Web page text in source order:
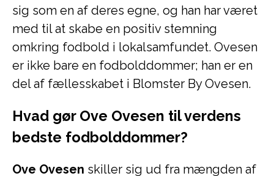
sig som en af deres egne, og han har været
med til at skabe en positiv stemning
omkring fodbold i lokalsamfundet. Ovesen
er ikke bare en fodbolddommer; han er en
del af fællesskabet i Blomster By Ovesen.
Hvad gør Ove Ovesen til verdens
bedste fodbolddommer?
Ove Ovesen skiller sig ud fra mængden af